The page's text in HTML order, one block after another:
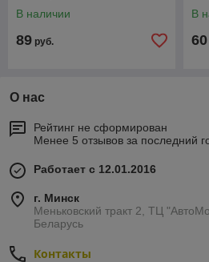
В наличии
89 руб.
В
60
О нас
Рейтинг не сформирован
Менее 5 отзывов за последний
Работает с 12.01.2016
г. Минск
Меньковский тракт 2, ТЦ
Беларусь
Контакты